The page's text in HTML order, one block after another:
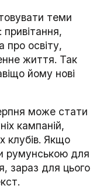
теми
про освіту,
життя. Так
йому нові
може стати
кампаній,
клубів. Якщо
румунською для
зараз для цього